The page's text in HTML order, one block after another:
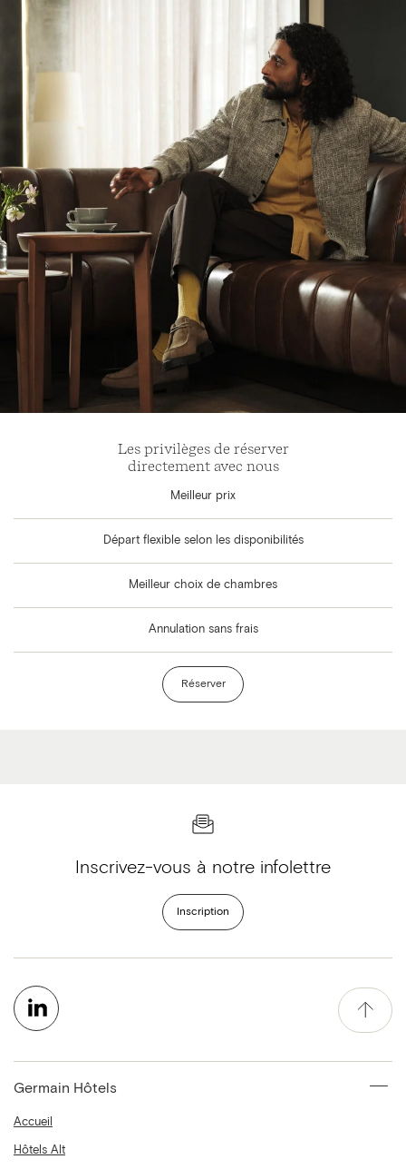
Les privilèges de réserver
directement avec nous
Meilleur prix
Départ flexible selon les disponibilités
Meilleur choix de chambres
Annulation sans frais
Réserver
Inscrivez-vous à notre infolettre
Inscription
Germain Hôtels
Accueil
Hôtels Alt